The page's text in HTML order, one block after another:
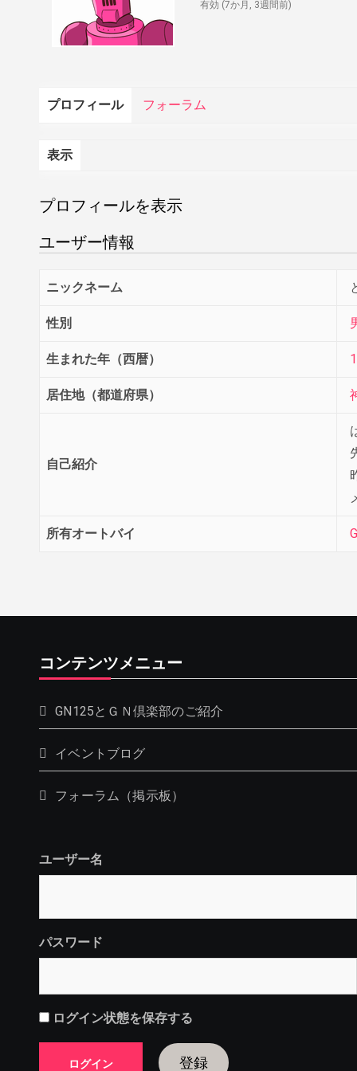
有効 (7か月, 3週間前)
プロフィール フォーラム
表示
プロフィールを表示
ユーザー情報
ニックネーム
性別
生まれた年（西暦）
居住地（都道府県）
自己紹介
所有オートバイ
コンテンツメニュー
GN125とＧＮ倶楽部のご紹介
イベントブログ
フォーラム（掲示板）
ユーザー名
パスワード
ログイン状態を保存する
登録